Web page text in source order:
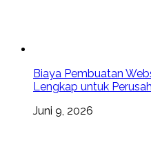
Biaya Pembuatan
Lengkap untuk
Juni 9, 2026